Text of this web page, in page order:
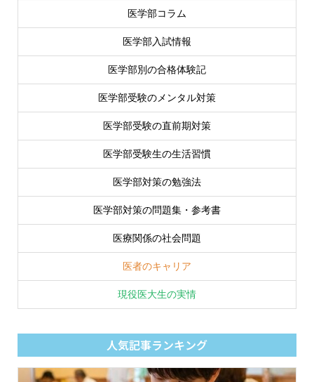
医学部コラム
医学部入試情報
医学部別の合格体験記
医学部受験のメンタル対策
医学部受験の直前期対策
医学部受験生の生活習慣
医学部対策の勉強法
医学部対策の問題集・参考書
医療関係の社会問題
医者のキャリア
現役医大生の実情
人気記事ランキング